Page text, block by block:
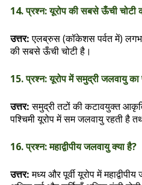
14. प्रश्न: यूरोप की सबसे ऊँची चोटी
उत्तर:एलब्रुस (कॉकेशस पर्वत में)
की सबसे ऊँची चोटी है।
15. प्रश्न: यूरोप में समुद्री जलवायु
उत्तर:समुद्री तटों की कटावयुक्त
पश्चिमी यूरोप में सम जलवायु रहती है तथा
16. प्रश्न: महाद्वीपीय जलवायु क्या है?
उत्तर:मध्य और पूर्वी यूरोप में